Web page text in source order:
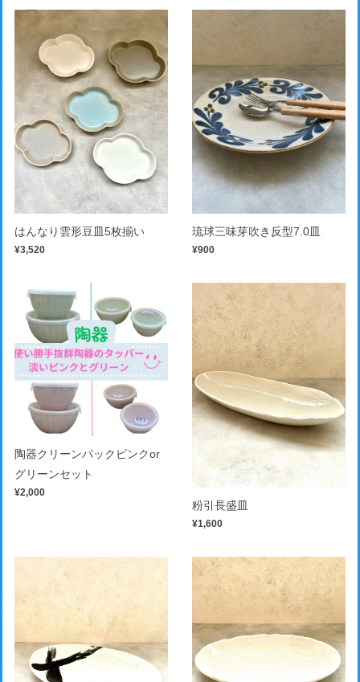
はんなり雲形豆皿5枚揃い
¥3,520
琉球三味芽吹き反型7.0皿
¥900
陶器クリーンパックピンクor
グリーンセット
¥2,000
粉引長盛皿
¥1,600